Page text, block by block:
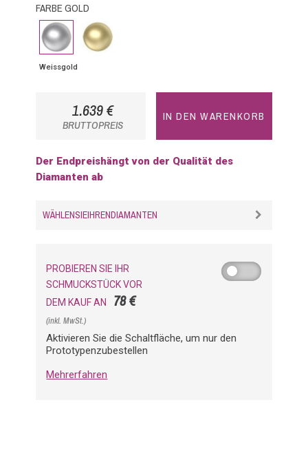
FARBE GOLD
Weissgold
Weissgold
Gelbgold
1.639 €
BRUTTOPREIS
IN DEN WARENKORB
Der Endpreishängt von der Qualität des
Diamanten ab
WÄHLENSIEIHRENDIAMANTEN
PROBIEREN SIE IHR
SCHMUCKSTÜCK VOR
DEM KAUF AN
78 €
(inkl. MwSt.)
Aktivieren Sie die Schaltfläche, um nur den
Prototypenzubestellen
Mehrerfahren